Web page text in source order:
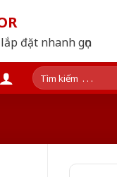
đặt nhanh gọn
Tìm
kiếm: